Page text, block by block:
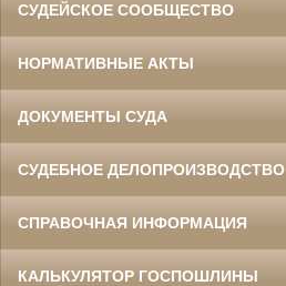
СУДЕЙСКОЕ СООБЩЕСТВО
НОРМАТИВНЫЕ АКТЫ
ДОКУМЕНТЫ СУДА
СУДЕБНОЕ ДЕЛОПРОИЗВОДСТВО
СПРАВОЧНАЯ ИНФОРМАЦИЯ
КАЛЬКУЛЯТОР ГОСПОШЛИНЫ